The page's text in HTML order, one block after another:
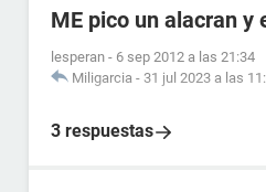
ME pico un alacran y
lesperan - 6 sep 2012 a las 21:34
Miligarcia - 31 jul 2023 a las
3 respuestas